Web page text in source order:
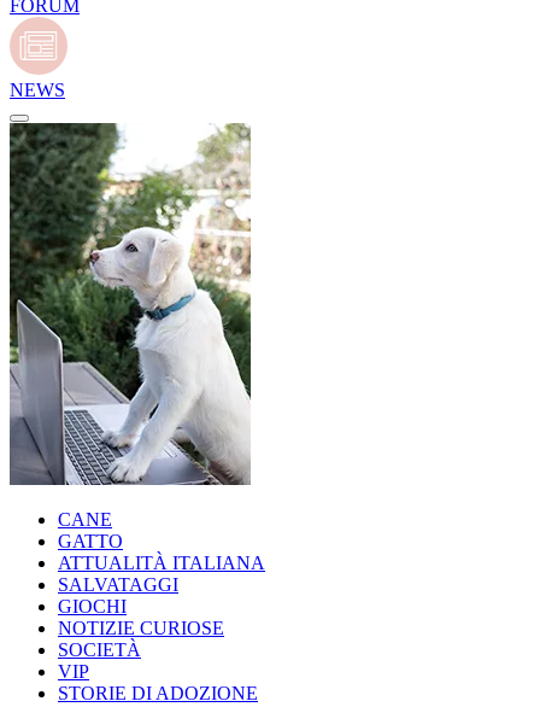
FORUM
NEWS
CANE
GATTO
ATTUALITÀ ITALIANA
SALVATAGGI
GIOCHI
NOTIZIE CURIOSE
SOCIETÀ
VIP
STORIE DI ADOZIONE